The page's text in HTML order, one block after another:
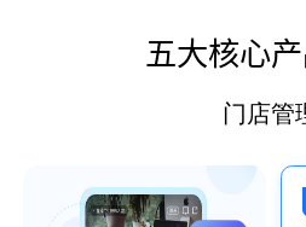
五大核心
门店管